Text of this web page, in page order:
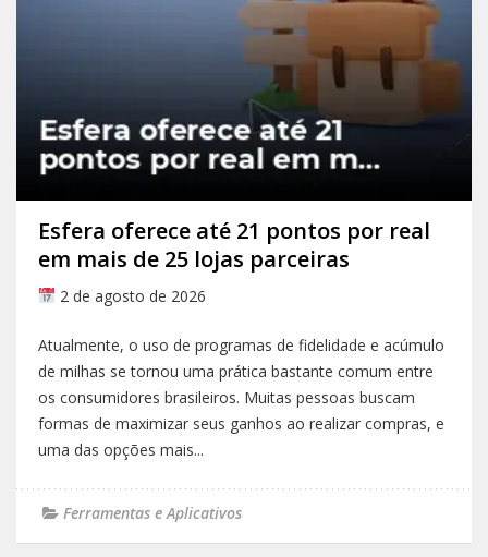
Esfera oferece até 21 pontos por real
em mais de 25 lojas parceiras
2 de agosto de 2026
Atualmente, o uso de programas de fidelidade e acúmulo
de milhas se tornou uma prática bastante comum entre
os consumidores brasileiros. Muitas pessoas buscam
formas de maximizar seus ganhos ao realizar compras, e
uma das opções mais...
Ferramentas e Aplicativos